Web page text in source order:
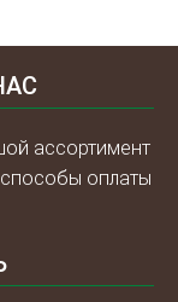
ассортимент
оплаты